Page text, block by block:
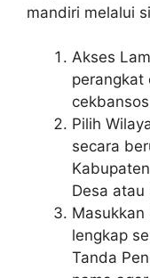
mandiri melalui
Akses
perangkat
Pilih
secara
Desa atau
Masukkan
lengkap
Tanda